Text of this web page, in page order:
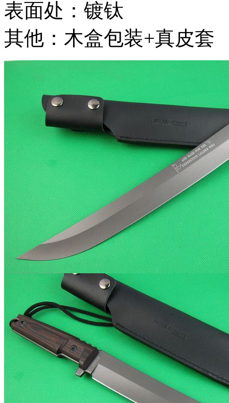
表面处：镀钛
其他：木盒包装+真皮套